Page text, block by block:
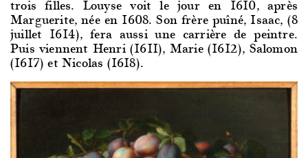
trois filles. Louyse voit le jour en 1610, après
Marguerite, née en 1608. Son frère puîné, Isaac, (8
juillet 1614), fera aussi une carrière de peintre.
Puis viennent Henri (1611), Marie (1612), Salomon
(1617) et Nicolas (1618).